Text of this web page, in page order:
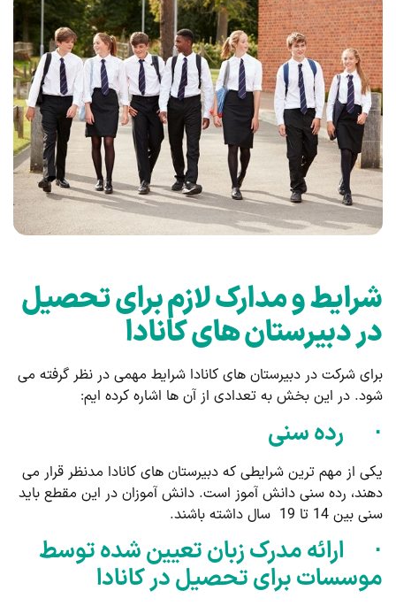
شرایط و مدارک لازم برای تحصیل
در دبیرستان های کانادا
برای شرکت در دبیرستان های کانادا شرایط مهمی در نظر گرفته می
شود. در این بخش به تعدادی از آن ها اشاره کرده ایم:
· رده سنی
یکی از مهم ترین شرایطی که دبیرستان های کانادا مدنظر قرار می
دهند،‌ رده سنی دانش آموز است. دانش آموزان در این مقطع باید
سنی بین 14 تا 19 سال داشته باشند.
· ارائه مدرک زبان تعیین شده توسط
موسسات برای تحصیل در کانادا